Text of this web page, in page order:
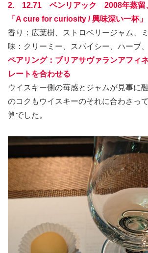
2. 12.71 ベンリアック 2008年蒸留
「A cure for curiosity / 興味深い一杯」
香り：広葉樹、ストロベリージャム、
味：クリーミー、スパイシー、ハーブ
ペアリング：ブリアサヴァランアフィ
レートを合わせる
ウイスキー側の苺感とジャムが見事に
のコクもウイスキーのそれに合わさっ
算でした。